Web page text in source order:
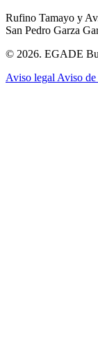
Rufino Tamayo y
San Pedro Garza
© 2026. EGADE
Aviso legal Aviso